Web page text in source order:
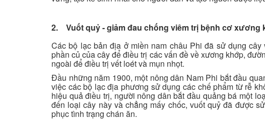
2. Vuốt quỷ - giảm đau chống viêm trị bệnh cơ xương
Các bộ lạc bản địa ở miền nam châu Phi đã sử dụng
phần củ của cây để điều trị các vấn đề về xương khớp,
ngoài để điều trị vết loét và mụn nhọt.
Đầu những năm 1900, một nông dân Nam Phi bắt đầu
việc các bộ lạc địa phương sử dụng các chế phẩm từ rễ
hiệu quả điều trị, người nông dân bắt đầu quảng bá một
đến loại cây này và chẳng mấy chốc, vuốt quỷ đã được
phục tình trạng chán ăn.